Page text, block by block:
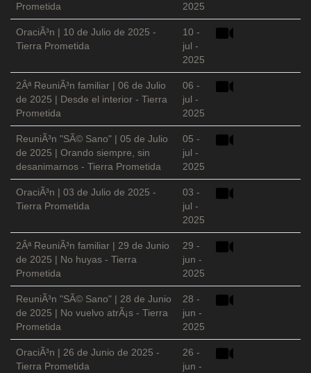
Prometida
2025
OraciÃ³n | 10 de Julio de 2025 -
Tierra Prometida
10 -
jul -
2025
2Âª ReuniÃ³n familiar | 06 de Julio
de 2025 | Desde el interior - Tierra
Prometida
06 -
jul -
2025
ReuniÃ³n "SÃ© Sano" | 05 de Julio
de 2025 | Orando siempre, sin
desanimarnos - Tierra Prometida
05 -
jul -
2025
OraciÃ³n | 03 de Julio de 2025 -
Tierra Prometida
03 -
jul -
2025
2Âª ReuniÃ³n familiar | 29 de Junio
de 2025 | No huyas - Tierra
Prometida
29 -
jun -
2025
ReuniÃ³n "SÃ© Sano" | 28 de Junio
de 2025 | No vuelvo atrÃ¡s - Tierra
Prometida
28 -
jun -
2025
OraciÃ³n | 26 de Junio de 2025 -
Tierra Prometida
26 -
jun -